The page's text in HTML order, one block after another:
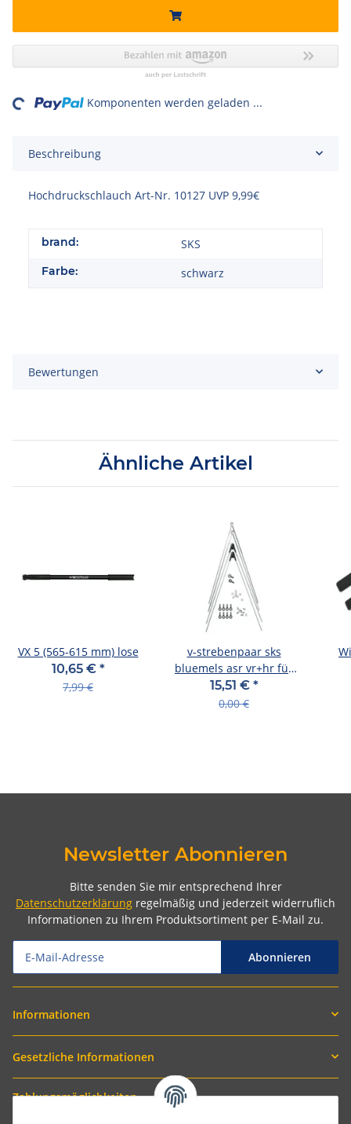
Komponenten werden geladen ...
Beschreibung
Hochdruckschlauch Art-Nr. 10127 UVP 9,99€
brand: SKS
Farbe: schwarz
Bewertungen
Ähnliche Artikel
VX 5 (565-615 mm) lose
10,65 € *
7,99 €
v-strebenpaar sks
bluemels asr vr+hr für
kunststoffbleche 10180
15,51 € *
0,00 €
Newsletter Abonnieren
Bitte senden Sie mir entsprechend Ihrer
Datenschutzerklärung regelmäßig und jederzeit widerruflich
Informationen zu Ihrem Produktsortiment per E-Mail zu.
Abonnieren
Informationen
Gesetzliche Informationen
Zahlungsmöglichkeiten